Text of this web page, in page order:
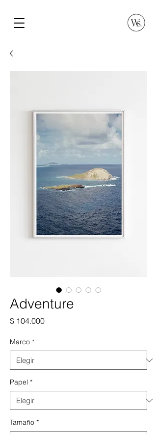
Adventure
$ 104.000Precio
Marco *
Papel *
Tamaño *